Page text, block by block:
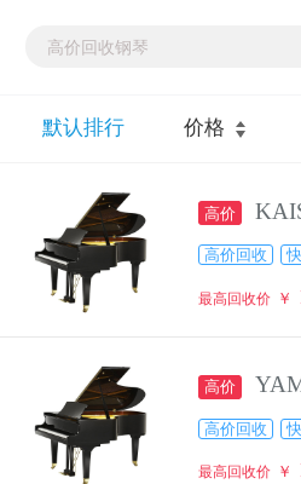
默认排行 价格
高价
高价回收
最高回收价 ￥
高价
高价回收
最高回收价 ￥